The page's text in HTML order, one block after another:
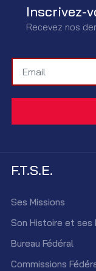
Inscrivez-
Recevez nos
F.T.S.E.
Ses Missions
Son Histoire et ses
Bureau Fédéral
Commissions